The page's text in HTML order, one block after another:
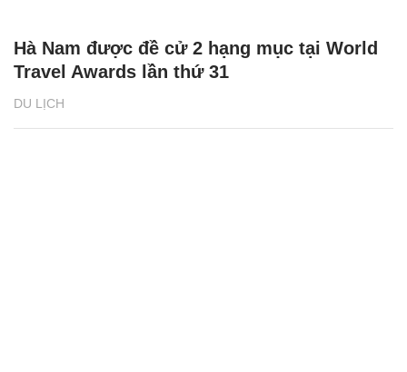
DU LỊCH
Hà Nam được đề cử 2 hạng mục tại World
Travel Awards lần thứ 31